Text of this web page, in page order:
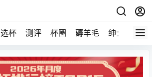
选杯 测评 杯圈 薅羊毛 绅士 视频